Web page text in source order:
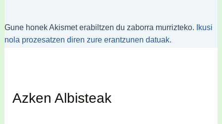
Gune honek Akismet erabiltzen du zaborra murrizteko.
Ikusi
nola prozesatzen diren zure erantzunen datuak.
Azken Albisteak